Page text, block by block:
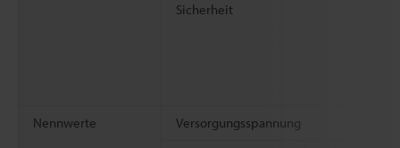
Sicherheit
Nennwerte Versorgungsspannung